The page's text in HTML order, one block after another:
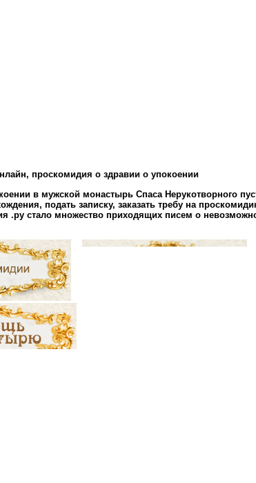
проскомидия о здравии о упокоении
в мужской монастырь Спаса Нерукотворного
подать записку, заказать требу на
.ру стало множество приходящих писем о